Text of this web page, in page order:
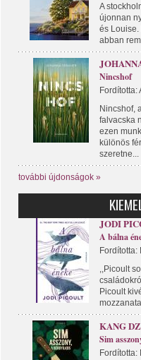
A
újonnan
és Louise.
abban
Nincshof
Fordította:
Nincshof,
falvacska
ezen
különös
szeretne...
további újdonságok »
JODI
A bálna
Fordította:
,,Picoult
Picoult
KANG
Sim
Fordította: